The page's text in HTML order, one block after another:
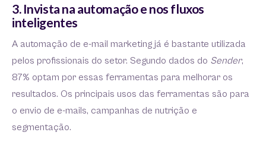
3. Invista na automação e nos fluxos
inteligentes
A automação de e-mail marketing já é bastante utilizada
pelos profissionais do setor. Segundo dados do Sender,
87% optam por essas ferramentas para melhorar os
resultados. Os principais usos das ferramentas são para
o envio de e-mails, campanhas de nutrição e
segmentação.